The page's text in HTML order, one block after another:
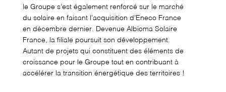
le Groupe s’est également renforcé sur le marché
du solaire en faisant l’acquisition d’Eneco France
en décembre dernier. Devenue Albioma Solaire
France, la filiale poursuit son développement.
Autant de projets qui constituent des éléments de
croissance pour le Groupe tout en contribuant à
accélérer la transition énergétique des territoires !